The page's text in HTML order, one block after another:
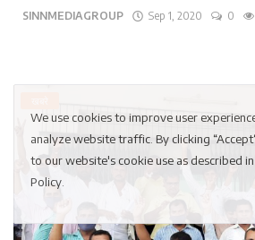
SINNMEDIAGROUP Sep 1, 2020 0
We use cookies to improve user
analyze website traffic. By clicking
to our website's cookie use as described
Policy